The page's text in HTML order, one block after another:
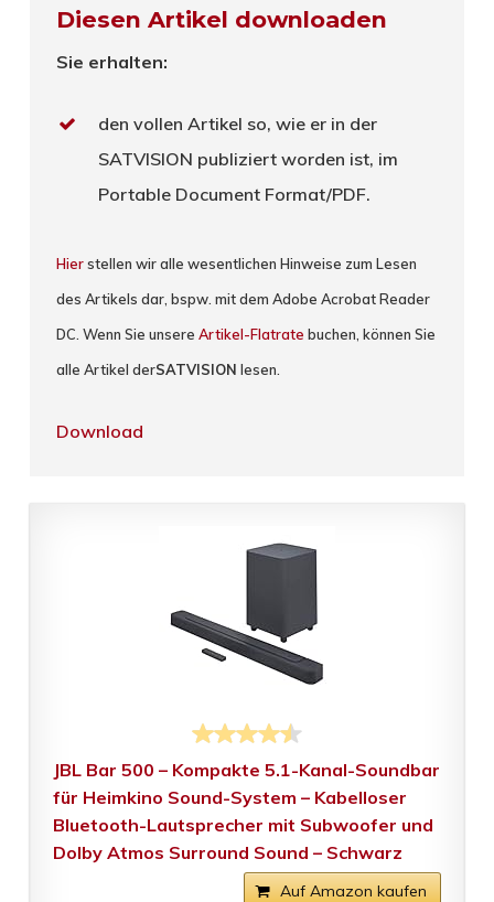
Diesen Artikel downloaden
Sie erhalten:
den vollen Artikel so, wie er in der
SATVISION publiziert worden ist, im
Portable Document Format/PDF.
Hierstellen wir alle wesentlichen Hinweise zum Lesen
des Artikels dar, bspw. mit dem Adobe Acrobat Reader
DC. Wenn Sie unsereArtikel-Flatrate buchen, können Sie
alle Artikel derSATVISION lesen.
Download
JBL Bar 500 – Kompakte 5.1-Kanal-Soundbar
für Heimkino Sound-System – Kabelloser
Bluetooth-Lautsprecher mit Subwoofer und
Dolby Atmos Surround Sound – Schwarz
Auf Amazon kaufen